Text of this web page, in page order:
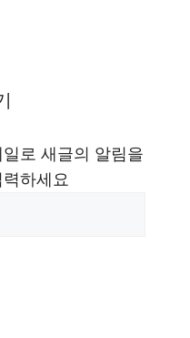
로 새글의 알림을
하세요